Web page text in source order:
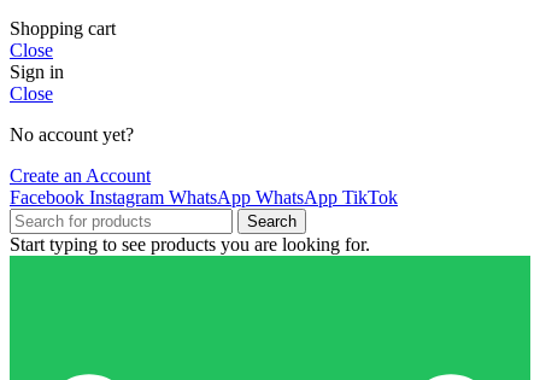
Shopping cart
Close
Sign in
Close
No account yet?
Create an Account
Facebook Instagram WhatsApp WhatsApp TikTok
Search
Start typing to see products you are looking for.